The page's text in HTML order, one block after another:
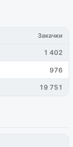
Закачки
1 402
976
19 751